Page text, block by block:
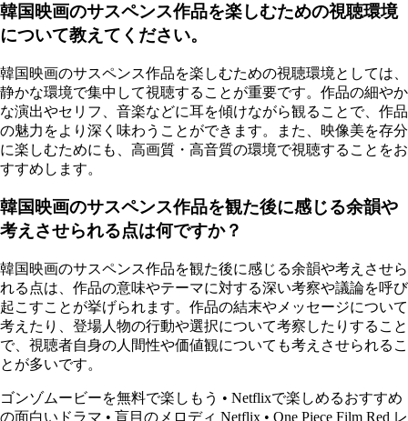
韓国映画のサスペンス作品を楽しむための視聴環境
について教えてください。
韓国映画のサスペンス作品を楽しむための視聴環境としては、
静かな環境で集中して視聴することが重要です。作品の細やか
な演出やセリフ、音楽などに耳を傾けながら観ることで、作品
の魅力をより深く味わうことができます。また、映像美を存分
に楽しむためにも、高画質・高音質の環境で視聴することをお
すすめします。
韓国映画のサスペンス作品を観た後に感じる余韻や
考えさせられる点は何ですか？
韓国映画のサスペンス作品を観た後に感じる余韻や考えさせら
れる点は、作品の意味やテーマに対する深い考察や議論を呼び
起こすことが挙げられます。作品の結末やメッセージについて
考えたり、登場人物の行動や選択について考察したりすること
で、視聴者自身の人間性や価値観についても考えさせられるこ
とが多いです。
ゴンゾムービーを無料で楽しもう • Netflixで楽しめるおすすめ
の面白いドラマ • 盲目のメロディ Netflix • One Piece Film Red レ